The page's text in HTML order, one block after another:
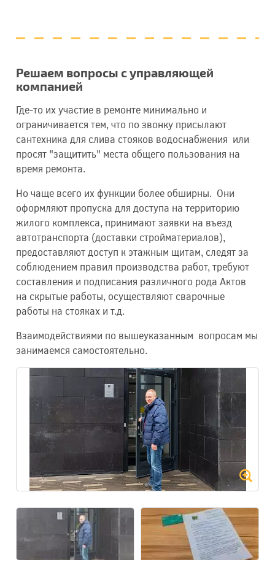
Решаем вопросы с управляющей
компанией
Где-то их участие в ремонте минимально и
ограничивается тем, что по звонку присылают
сантехника для слива стояков водоснабжения или
просят "защитить" места общего пользования на
время ремонта.
Но чаще всего их функции более обширны. Они
оформляют пропуска для доступа на территорию
жилого комплекса, принимают заявки на въезд
автотранспорта (доставки стройматериалов),
предоставляют доступ к этажным щитам, следят за
соблюдением правил производства работ, требуют
составления и подписания различного рода Актов
на скрытые работы, осуществляют сварочные
работы на стояках и т.д.
Взаимодействиями по вышеуказанным вопросам мы
занимаемся самостоятельно.